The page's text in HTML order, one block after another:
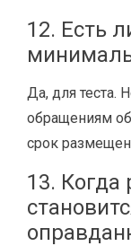
12. Есть
Да, для теста.
обращениям
срок
13. Когда